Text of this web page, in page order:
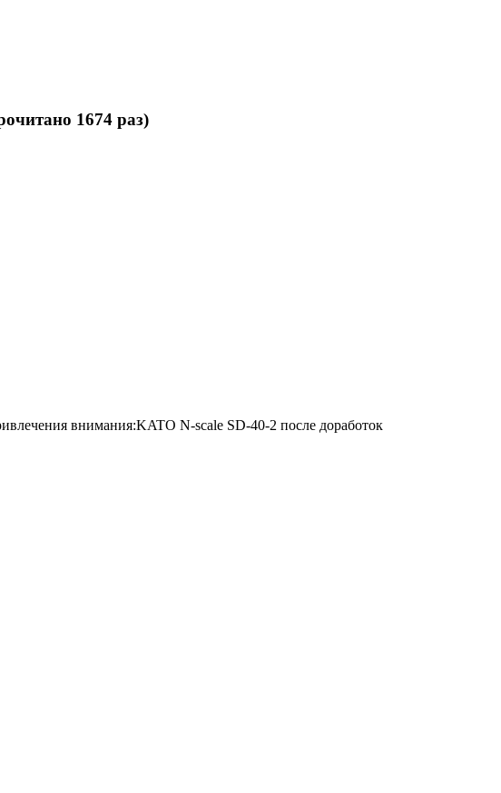
1674 раз)
внимания:KATO N-scale SD-40-2 после доработок